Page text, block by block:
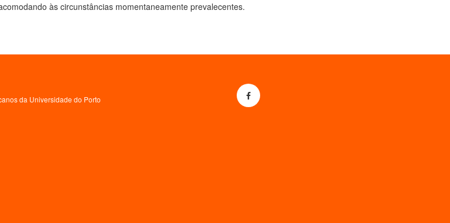
às circunstâncias momentaneamente prevalecentes.
da Universidade do Porto